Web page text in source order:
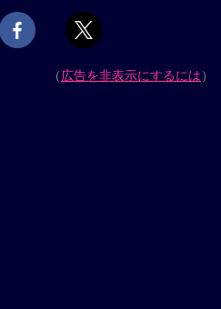
（広告を非表示にするには）